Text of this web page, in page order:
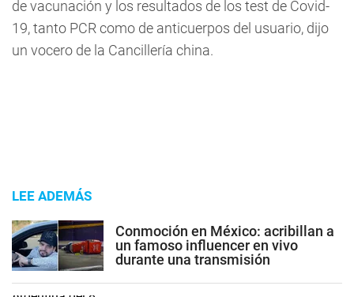
de vacunación y los resultados de los test de Covid-
19, tanto PCR como de anticuerpos del usuario, dijo
un vocero de la Cancillería china.
LEE ADEMÁS
Conmoción en México: acribillan a
un famoso influencer en vivo
durante una transmisión